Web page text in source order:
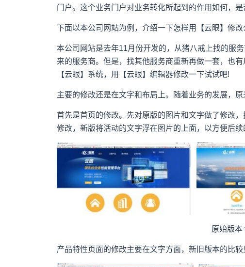
门户。这个业务门户对业务转化所起到的作用如何，是
下面以本公司网站为例，介绍一下怎样用【云眼】修改
本公司网站是去年11月份开发的，从猪八戒上找的服
来的服务商。但是，找其他服务商重新再做一套，也
【云眼】系统，用【云眼】编辑器修改一下试试吧!
主要的修改还是在文字和布局上。随着业务的发展，
首先是首页的修改。先对原版的图片和文字做了修改
修改，新版将活动的文字浮在图片的上面，以方便后续
原始版本
产品特性页面的修改主要在文字方面，新旧版本的比较